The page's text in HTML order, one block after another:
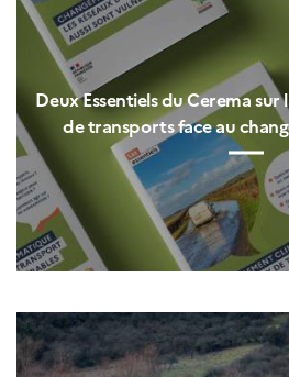
Deux Essentiels du Cerema sur
de transports face au